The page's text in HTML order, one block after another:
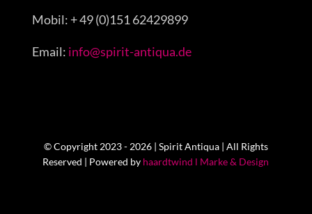
Mobil: + 49 (0)151 62429899
Email: info@spirit-antiqua.de
© Copyright 2023 - 2026 | Spirit Antiqua | All Rights
Reserved | Powered by haardtwind l Marke & Design